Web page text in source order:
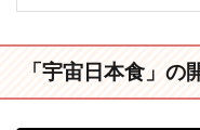
「宇宙日本食」の